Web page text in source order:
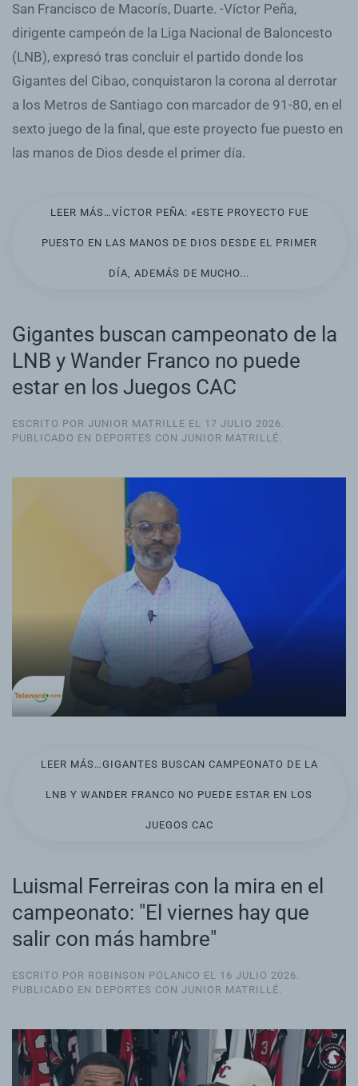
San Francisco de Macorís, Duarte. -Víctor Peña,
dirigente campeón de la Liga Nacional de Baloncesto
(LNB), expresó tras concluir el partido donde los
Gigantes del Cibao, conquistaron la corona al derrotar
a los Metros de Santiago con marcador de 91-80, en el
sexto juego de la final, que este proyecto fue puesto en
las manos de Dios desde el primer día.
LEER MÁS…VÍCTOR PEÑA: «ESTE PROYECTO FUE
PUESTO EN LAS MANOS DE DIOS DESDE EL PRIMER
DÍA, ADEMÁS DE MUCHO...
Gigantes buscan campeonato de la
LNB y Wander Franco no puede
estar en los Juegos CAC
ESCRITO POR JUNIOR MATRILLE EL 17 JULIO 2026.
PUBLICADO EN DEPORTES CON JUNIOR MATRILLÉ.
LEER MÁS…GIGANTES BUSCAN CAMPEONATO DE LA
LNB Y WANDER FRANCO NO PUEDE ESTAR EN LOS
JUEGOS CAC
Luismal Ferreiras con la mira en el
campeonato: "El viernes hay que
salir con más hambre"
ESCRITO POR ROBINSON POLANCO EL 16 JULIO 2026.
PUBLICADO EN DEPORTES CON JUNIOR MATRILLÉ.